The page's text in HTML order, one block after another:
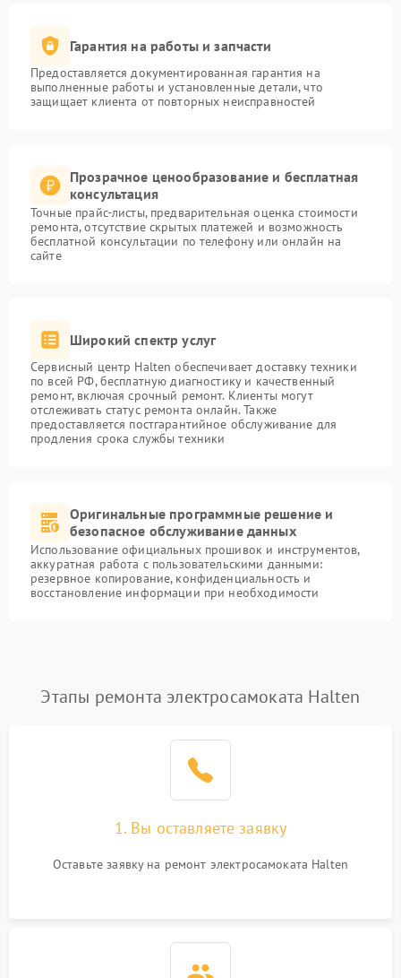
Гарантия на работы и запчасти
Предоставляется документированная гарантия на
выполненные работы и установленные детали, что
защищает клиента от повторных неисправностей
Прозрачное ценообразование и бесплатная
консультация
Точные прайс-листы, предварительная оценка стоимости
ремонта, отсутствие скрытых платежей и возможность
бесплатной консультации по телефону или онлайн на
сайте
Широкий спектр услуг
Сервисный центр Halten обеспечивает доставку техники
по всей РФ, бесплатную диагностику и качественный
ремонт, включая срочный ремонт. Клиенты могут
отслеживать статус ремонта онлайн. Также
предоставляется постгарантийное обслуживание для
продления срока службы техники
Оригинальные программные решение и
безопасное обслуживание данных
Использование официальных прошивок и инструментов,
аккуратная работа с пользовательскими данными:
резервное копирование, конфиденциальность и
восстановление информации при необходимости
Этапы ремонта электросамоката Halten
1. Вы оставляете заявку
Оставьте заявку на ремонт электросамоката Halten